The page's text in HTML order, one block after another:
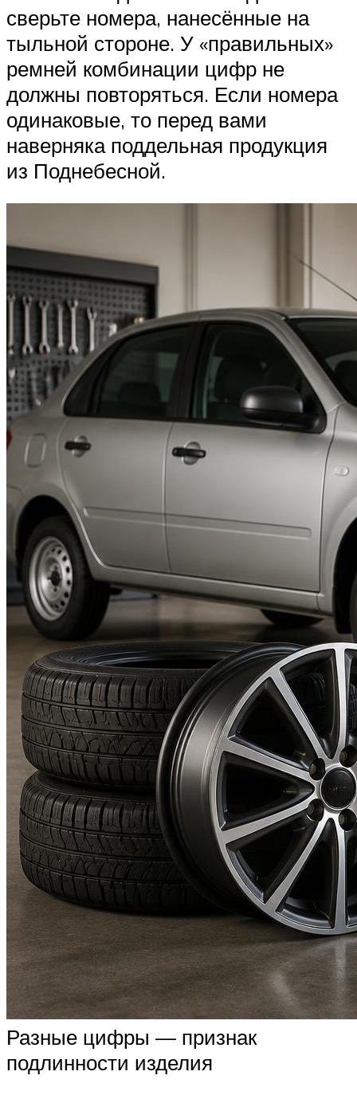
сверьте номера, нанесённые на
тыльной стороне. У «правильных»
ремней комбинации цифр не
должны повторяться. Если номера
одинаковые, то перед вами
наверняка поддельная продукция
из Поднебесной.
Разные цифры — признак
подлинности изделия